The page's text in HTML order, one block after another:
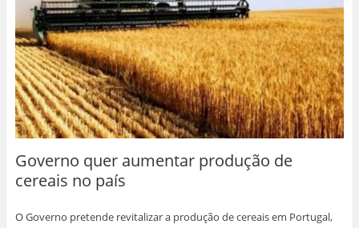
Governo quer aumentar produção de
cereais no país
O Governo pretende revitalizar a produção de cereais em Portugal,